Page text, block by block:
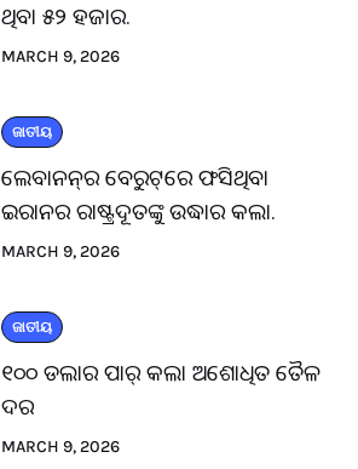
ଥିବା ୫୨ ହଜାର.
MARCH 9, 2026
ଜାତୀୟ
ଲେବାନନ୍‌ର ବେରୁଟ୍‌ରେ ଫସିଥିବା
ଇରାନର ରାଷ୍ଟ୍ରଦୂତଙ୍କୁ ଉଦ୍ଧାର କଲା.
MARCH 9, 2026
ଜାତୀୟ
୧୦୦ ଡଲାର ପାର୍ କଲା ଅଶୋଧିତ ତୈଳ
ଦର
MARCH 9, 2026